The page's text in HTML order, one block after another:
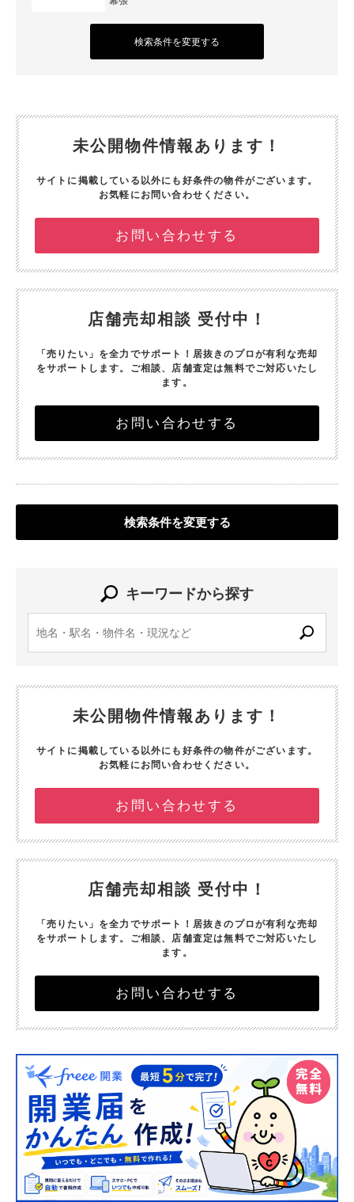
検索条件を変更する
未公開物件情報あります！
サイトに掲載している以外にも好条件の物件がございます。
お気軽にお問い合わせください。
お問い合わせする
店舗売却相談 受付中！
「売りたい」を全力でサポート！ 居抜きのプロが有利な売却
をサポートします。 ご相談、店舗査定は無料でご対応いたし
ます。
お問い合わせする
検索条件を変更する
キーワードから探す
未公開物件情報あります！
サイトに掲載している以外にも好条件の物件がございます。
お気軽にお問い合わせください。
お問い合わせする
店舗売却相談 受付中！
「売りたい」を全力でサポート！ 居抜きのプロが有利な売却
をサポートします。 ご相談、店舗査定は無料でご対応いたし
ます。
お問い合わせする